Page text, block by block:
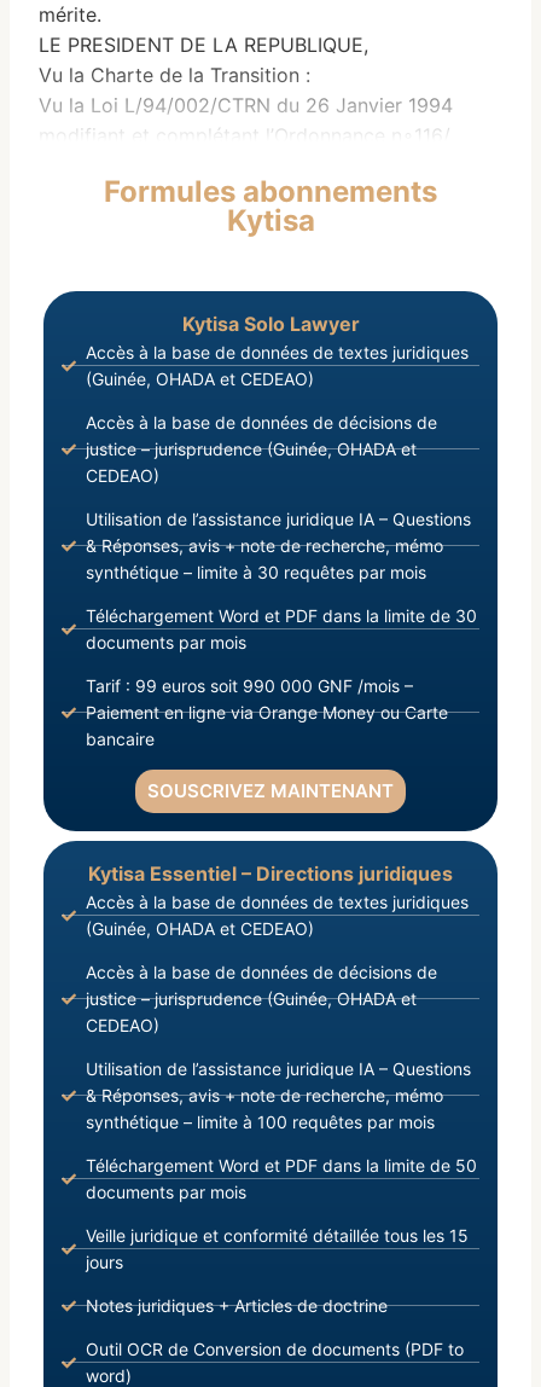
mérite.
LE PRESIDENT DE LA REPUBLIQUE,
Vu la Charte de la Transition :
Vu la Loi L/94/002/CTRN du 26 Janvier 1994
modifiant et complétant l’Ordonnance n∘116/
Création de l’Ordre National du Mérite ;
Vu le Décret D/98/177/PRG/SGG du 17 Septembre
Kolatier ;
Formules abonnements
Kytisa
Kytisa Solo Lawyer
Accès à la base de données de textes juridiques
(Guinée, OHADA et CEDEAO)
Accès à la base de données de décisions de
justice – jurisprudence (Guinée, OHADA et
CEDEAO)
Utilisation de l’assistance juridique IA – Questions
& Réponses, avis + note de recherche, mémo
synthétique – limite à 30 requêtes par mois
Téléchargement Word et PDF dans la limite de 30
documents par mois
Tarif : 99 euros soit 990 000 GNF /mois –
Paiement en ligne via Orange Money ou Carte
bancaire
SOUSCRIVEZ MAINTENANT
Kytisa Essentiel – Directions juridiques
Accès à la base de données de textes juridiques
(Guinée, OHADA et CEDEAO)
Accès à la base de données de décisions de
justice – jurisprudence (Guinée, OHADA et
CEDEAO)
Utilisation de l’assistance juridique IA – Questions
& Réponses, avis + note de recherche, mémo
synthétique – limite à 100 requêtes par mois
Téléchargement Word et PDF dans la limite de 50
documents par mois
Veille juridique et conformité détaillée tous les 15
jours
Notes juridiques + Articles de doctrine
Outil OCR de Conversion de documents (PDF to
word)